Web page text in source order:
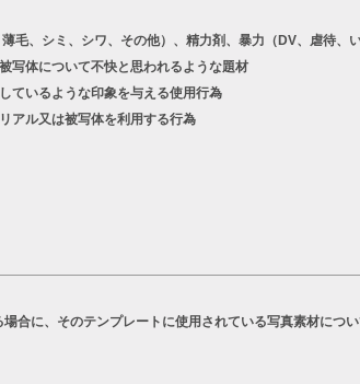
、シミ、シワ、その他）、精力剤、暴力（DV、虐待、
写体について不快と思われるような題材
いるような印象を与える使用行為
アル又は被写体を利用する行為
に、そのテンプレートに使用されている写真素材につ